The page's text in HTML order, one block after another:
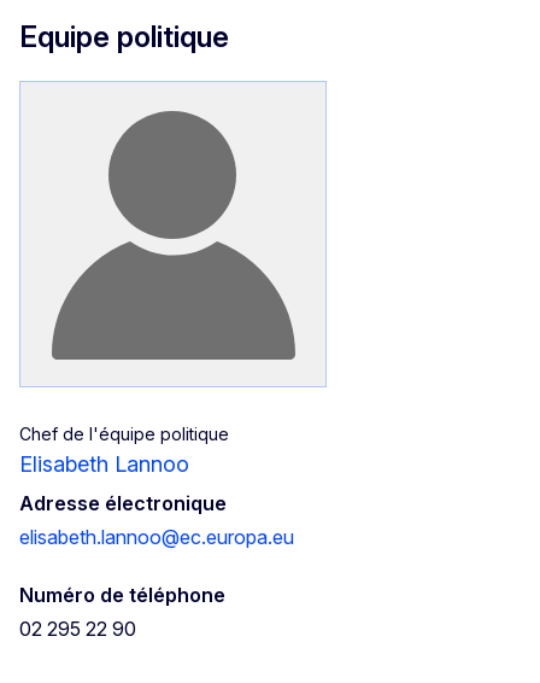
Equipe politique
Chef de l'équipe politique
Elisabeth Lannoo
Adresse électronique
elisabeth.lannoo@ec.europa.eu
Numéro de téléphone
02 295 22 90